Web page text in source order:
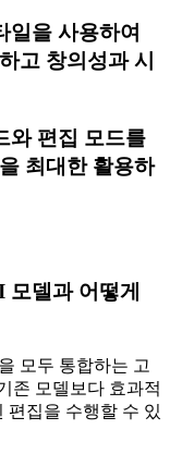
일을 사용하여
고 창의성과 시
와 편집 모드를
최대한 활용하
델과 어떻게
모두 통합하는 고
존 모델보다 효과적
편집을 수행할 수 있